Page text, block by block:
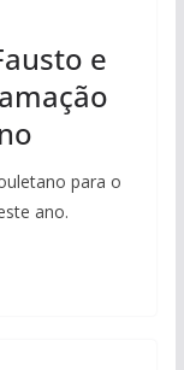
e
para o
ano.